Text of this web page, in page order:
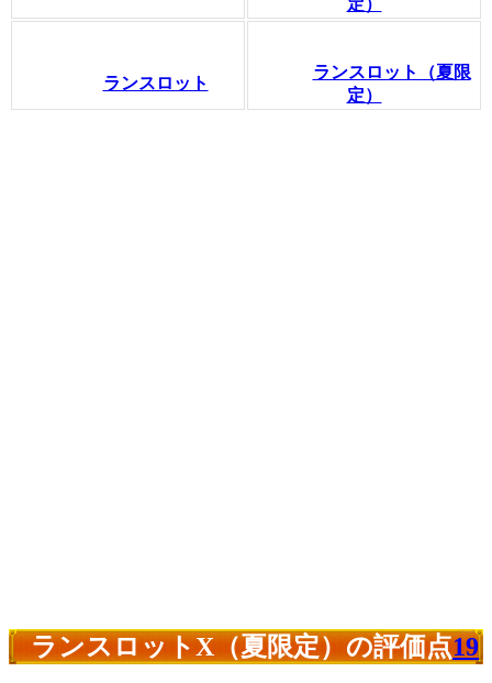
ランスロット
ランスロット（夏限
定）
ランスロットX（夏限定）の評価点19